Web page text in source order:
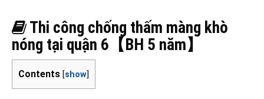
Thi công chống thấm màng khò
nóng tại quận 6【BH 5 năm】
Contents [show]